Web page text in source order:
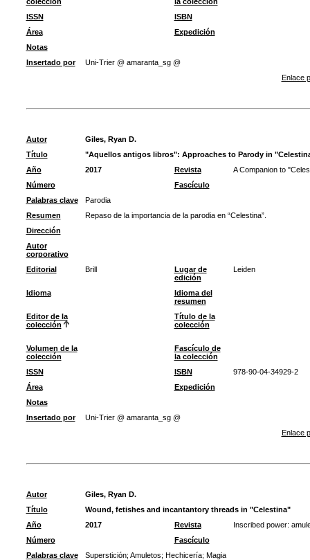
ISSN
ISBN
Área
Expedición
Notas
Insertado por
Uni-Trier @ amaranta_sg @
Enlace
Autor
Giles, Ryan D.
Título
"Aquellos antigos libros": Approaches to Parody in
Año
2017 Revista
A Companion to
Número
Fascículo
Palabras clave
Parodia
Resumen
Repaso de la importancia de la parodia en “Celestina”.
Dirección
Autor
corporativo
Editorial
Brill
Lugar de
edición
Leiden
Idioma
Idioma del
resumen
Editor de la
colección
Título de la
colección
Volumen de la
colección
Fascículo de
la colección
ISSN
ISBN
978-90-04-34929-2
Área
Expedición
Notas
Insertado por
Uni-Trier @ amaranta_sg @
Enlace
Autor
Giles, Ryan D.
Título
Wound, fetishes and incantantory threads in "Celestina"
Año
2017 Revista
Inscribed power:
Número
Fascículo
Palabras clave
Superstición; Amuletos; Hechicería; Magia